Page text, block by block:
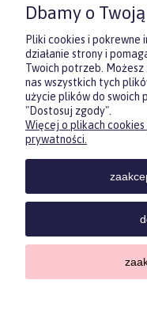
Sklep
Dbamy o
Pliki cookies i
działanie strony i
Twoich potrzeb.
nas wszystkich tych
użycie plików do
"Dostosuj zgody".
Więcej o plikach
prywatności.
Zasubskrybuj nasz
i otrzymaj5%
Twój email